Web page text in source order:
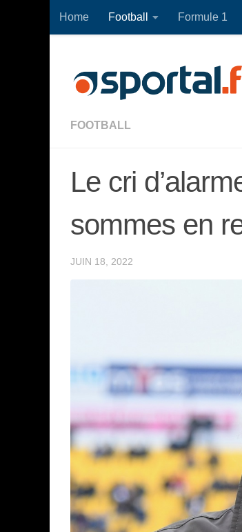
Skip to content
Home Football Formule 1
FOOTBALL
Le cri
sommes en
JUIN 18, 2022